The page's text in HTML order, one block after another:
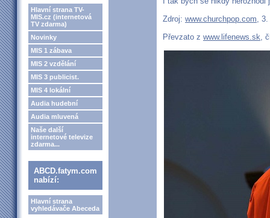
Hlavní strana TV-
MIS.cz (internetová
TV zdarma)
Novinky
MIS 1 zábava
MIS 2 vzdělání
MIS 3 publicist.
MIS 4 lokální
Audia hudební
Audia mluvená
Naše další
internetové televize
zdarma...
ABCD.fatym.com
nabízí:
Hlavní strana
vyhledávače Abeceda
Zdroj: www.churchpop.com, 3.
Převzato z www.lifenews.sk,